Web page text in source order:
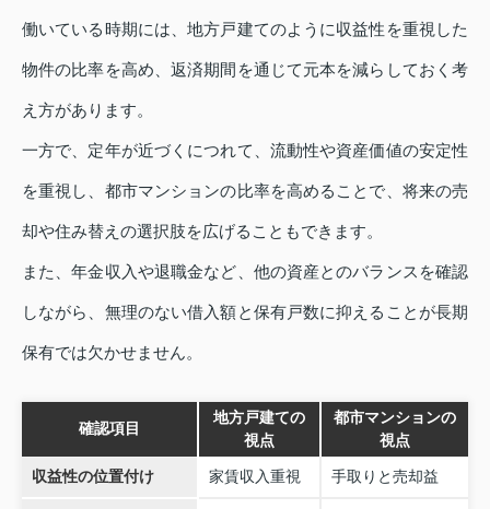
働いている時期には、地方戸建てのように収益性を重視した
物件の比率を高め、返済期間を通じて元本を減らしておく考
え方があります。
一方で、定年が近づくにつれて、流動性や資産価値の安定性
を重視し、都市マンションの比率を高めることで、将来の売
却や住み替えの選択肢を広げることもできます。
また、年金収入や退職金など、他の資産とのバランスを確認
しながら、無理のない借入額と保有戸数に抑えることが長期
保有では欠かせません。
確認項目
地方戸建ての
視点
都市マンションの
視点
収益性の位置付け 家賃収入重視 手取りと売却益